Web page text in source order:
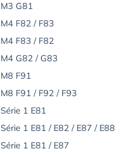
M3 G81
M4 F82 / F83
M4 F83 / F82
M4 G82 / G83
M8 F91
M8 F91 / F92 / F93
Série 1 E81
Série 1 E81 / E82 / E87 / E88
Série 1 E81 / E87